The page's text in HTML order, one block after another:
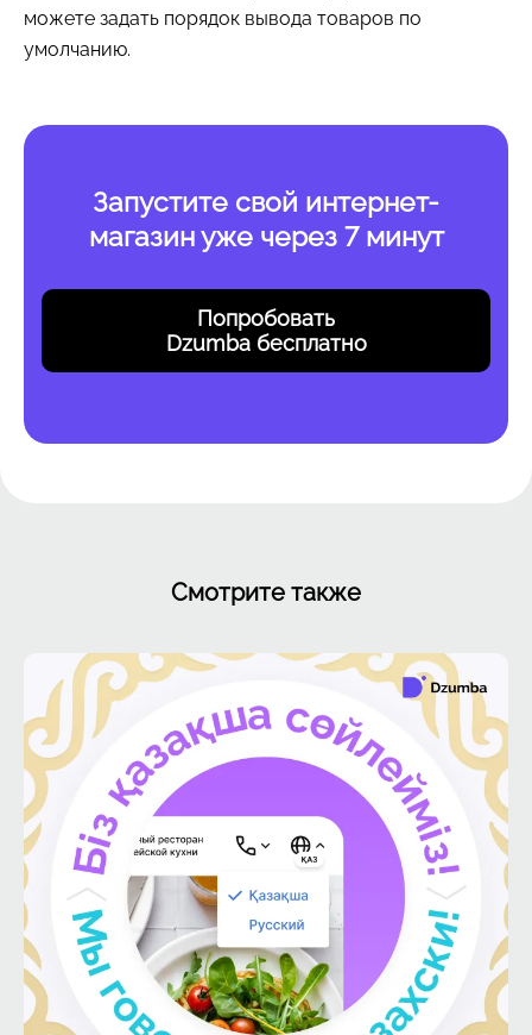
можете задать порядок вывода товаров по
умолчанию.
Запустите свой интернет-
магазин уже через 7 минут
Попробовать
Dzumba бесплатно
Смотрите также